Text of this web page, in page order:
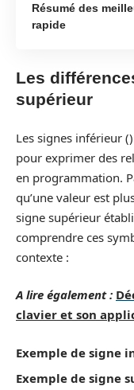
Résumé des
rapide
Les
supérieur
Les signes inférieur
pour exprimer des
en programmation.
qu’une valeur est
signe supérieur
comprendre ces
contexte :
A lire également :
clavier et son
Exemple de signe
Exemple de signe